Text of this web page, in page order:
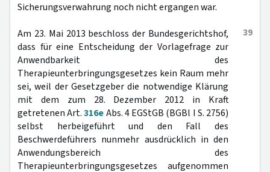
Sicherungsverwahrung noch nicht ergangen war.
39
Am 23. Mai 2013 beschloss der Bundesgerichtshof,
dass für eine Entscheidung der Vorlagefrage zur
Anwendbarkeit des
Therapieunterbringungsgesetzes kein Raum mehr
sei, weil der Gesetzgeber die notwendige Klärung
mit dem zum 28. Dezember 2012 in Kraft
getretenen Art.316eAbs. 4 EGStGB (BGBl I S. 2756)
selbst herbeigeführt und den Fall des
Beschwerdeführers nunmehr ausdrücklich in den
Anwendungsbereich des
Therapieunterbringungsgesetzes aufgenommen